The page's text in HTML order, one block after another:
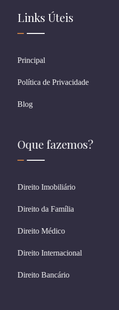
Links Úteis
Principal
Política de Privacidade
Blog
Oque fazemos?
Direito Imobiliário
Direito da Família
Direito Médico
Direito Internacional
Direito Bancário